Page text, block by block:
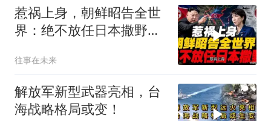
惹祸上身，朝鲜昭告全世
界：绝不放任日本撒野！
往事在未来
解放军新型武器亮相，台
海战略格局或变！